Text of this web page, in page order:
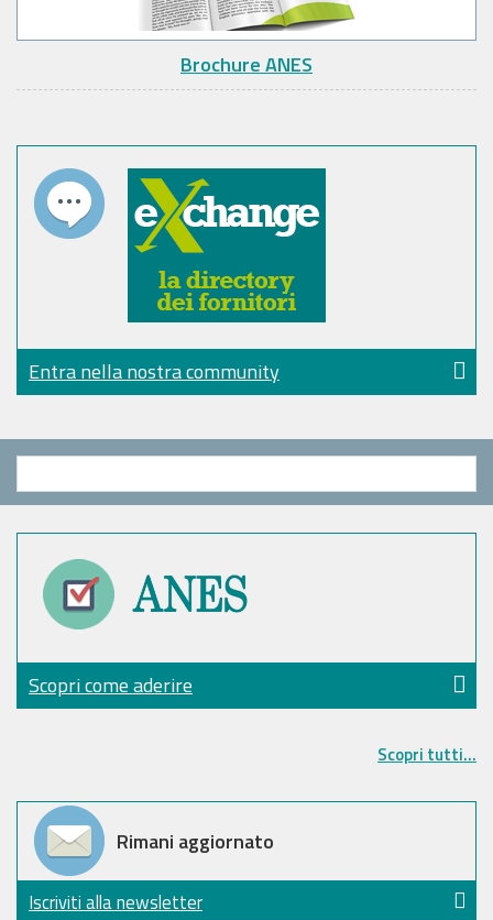
Brochure ANES
Entra nella nostra community
Scopri come aderire
Scopri tutti...
Rimani aggiornato
Iscriviti alla newsletter